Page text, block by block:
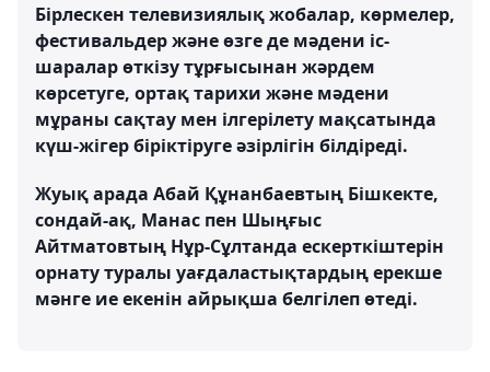
Бірлескен телевизиялық жобалар, көрмелер,
фестивальдер және өзге де мәдени іс-
шаралар өткізу тұрғысынан жәрдем
көрсетуге, ортақ тарихи және мәдени
мұраны сақтау мен ілгерілету мақсатында
күш-жігер біріктіруге әзірлігін білдіреді.
Жуық арада Абай Құнанбаевтың Бішкекте,
сондай-ақ, Манас пен Шыңғыс
Айтматовтың Нұр-Сұлтанда ескерткіштерін
орнату туралы уағдаластықтардың ерекше
мәнге ие екенін айрықша белгілеп өтеді.